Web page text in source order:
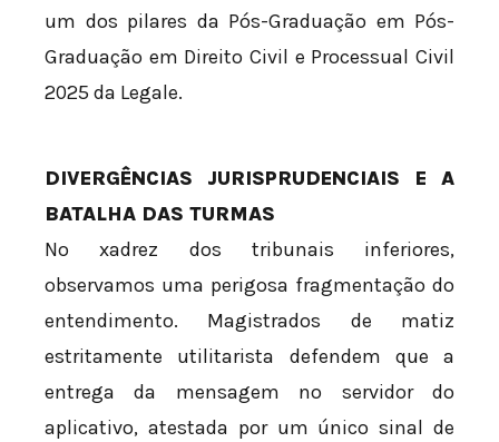
um dos pilares da Pós-Graduação em Pós-
Graduação em Direito Civil e Processual Civil
2025 da Legale.
DIVERGÊNCIAS JURISPRUDENCIAIS E A
BATALHA DAS TURMAS
No xadrez dos tribunais inferiores,
observamos uma perigosa fragmentação do
entendimento. Magistrados de matiz
estritamente utilitarista defendem que a
entrega da mensagem no servidor do
aplicativo, atestada por um único sinal de